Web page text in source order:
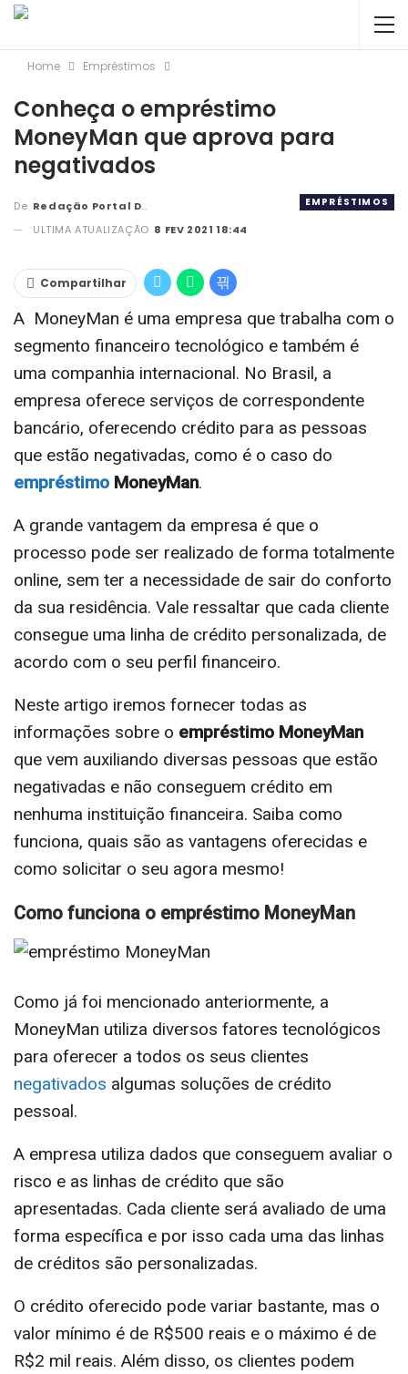
Home Empréstimos
Conheça o empréstimo
MoneyMan que aprova para
negativados
EMPRÉSTIMOS
De Redação Portal DBC
ULTIMA ATUALIZAÇÃO 8 FEV 2021 18:44
Compartilhar
A MoneyMan é uma empresa que trabalha com o
segmento financeiro tecnológico e também é
uma companhia internacional. No Brasil, a
empresa oferece serviços de correspondente
bancário, oferecendo crédito para as pessoas
que estão negativadas, como é o caso do
empréstimo MoneyMan.
A grande vantagem da empresa é que o
processo pode ser realizado de forma totalmente
online, sem ter a necessidade de sair do conforto
da sua residência. Vale ressaltar que cada cliente
consegue uma linha de crédito personalizada, de
acordo com o seu perfil financeiro.
Neste artigo iremos fornecer todas as
informações sobre o empréstimo MoneyMan
que vem auxiliando diversas pessoas que estão
negativadas e não conseguem crédito em
nenhuma instituição financeira. Saiba como
funciona, quais são as vantagens oferecidas e
como solicitar o seu agora mesmo!
Como funciona o empréstimo MoneyMan
Como já foi mencionado anteriormente, a
MoneyMan utiliza diversos fatores tecnológicos
para oferecer a todos os seus clientes
negativados algumas soluções de crédito
pessoal.
A empresa utiliza dados que conseguem avaliar o
risco e as linhas de crédito que são
apresentadas. Cada cliente será avaliado de uma
forma específica e por isso cada uma das linhas
de créditos são personalizadas.
O crédito oferecido pode variar bastante, mas o
valor mínimo é de R$500 reais e o máximo é de
R$2 mil reais. Além disso, os clientes podem